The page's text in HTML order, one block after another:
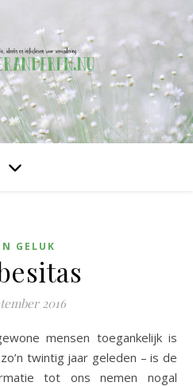
GELUK
2016
twintig jaar geleden – is de
tot ons nemen nogal